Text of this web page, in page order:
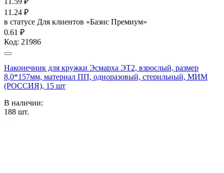
11.24 ₽
в статусе Для клиентов «Базис Премиум»
0.61 ₽
Код: 21986
Наконечник для кружки Эсмарха ЭТ2, взрослый, размер
8,0*157мм, материал ПП, одноразовый, стерильный, МИМ
(РОССИЯ), 15 шт
В наличии:
188 шт.